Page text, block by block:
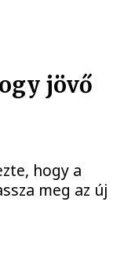
jövő
hogy a
meg az új